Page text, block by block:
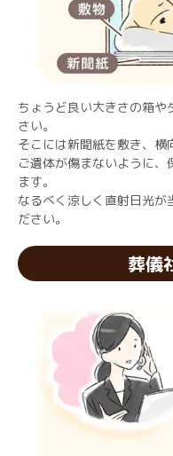
ちょうど良い大きさの箱
さい。
そこには新聞紙を敷き、横
ご遺体が傷まないように
ます。
なるべく涼しく直射日光が
ださい。
葬儀